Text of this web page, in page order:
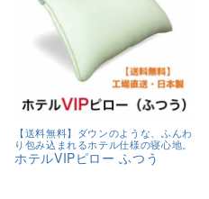
【送料無料】ダウンのような、ふんわ
り包み込まれるホテル仕様の寝心地。
ホテルVIPピロー ふつう